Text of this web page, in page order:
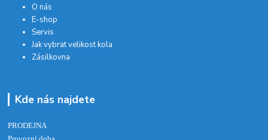
O nás
E-shop
Servis
Jak vybrat velikost kola
Zásilkovna
Kde nás najdete
PRODEJNA